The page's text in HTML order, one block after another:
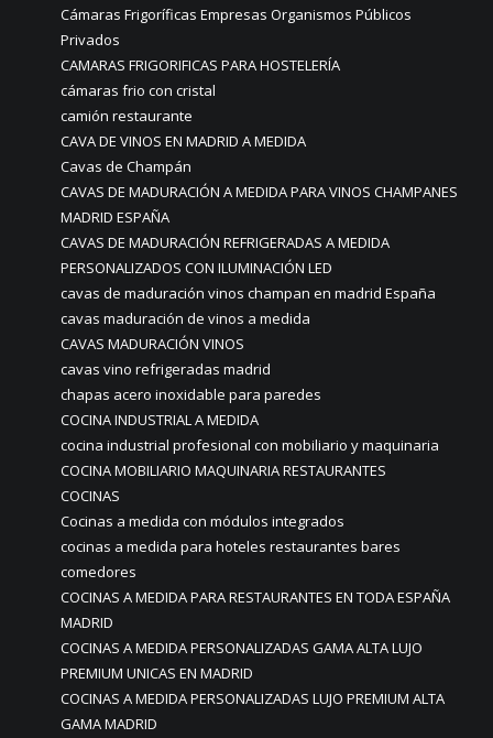
Cámaras Frigoríficas Empresas Organismos Públicos
Privados
CAMARAS FRIGORIFICAS PARA HOSTELERÍA
cámaras frio con cristal
camión restaurante
CAVA DE VINOS EN MADRID A MEDIDA
Cavas de Champán
CAVAS DE MADURACIÓN A MEDIDA PARA VINOS CHAMPANES
MADRID ESPAÑA
CAVAS DE MADURACIÓN REFRIGERADAS A MEDIDA
PERSONALIZADOS CON ILUMINACIÓN LED
cavas de maduración vinos champan en madrid España
cavas maduración de vinos a medida
CAVAS MADURACIÓN VINOS
cavas vino refrigeradas madrid
chapas acero inoxidable para paredes
COCINA INDUSTRIAL A MEDIDA
cocina industrial profesional con mobiliario y maquinaria
COCINA MOBILIARIO MAQUINARIA RESTAURANTES
COCINAS
Cocinas a medida con módulos integrados
cocinas a medida para hoteles restaurantes bares
comedores
COCINAS A MEDIDA PARA RESTAURANTES EN TODA ESPAÑA
MADRID
COCINAS A MEDIDA PERSONALIZADAS GAMA ALTA LUJO
PREMIUM UNICAS EN MADRID
COCINAS A MEDIDA PERSONALIZADAS LUJO PREMIUM ALTA
GAMA MADRID